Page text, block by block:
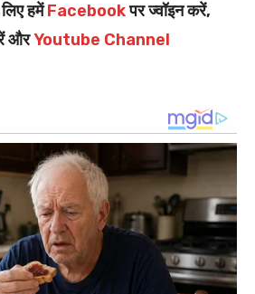
हमेंFacebookपर ज्वॉइन करें,
औरYoutube Channel